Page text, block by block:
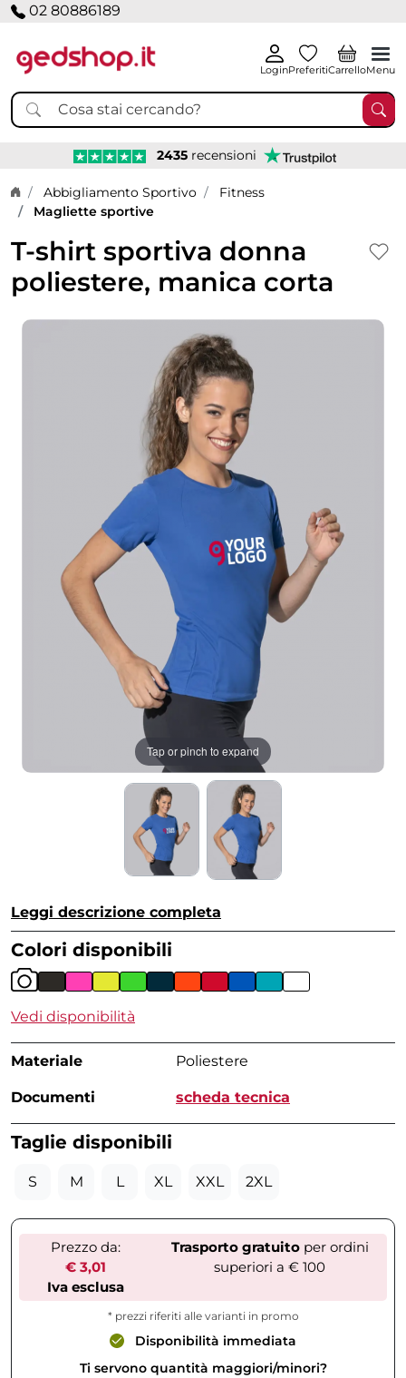
02 80886189
LoginPreferitiCarrelloMenu
2435 recensioni
Home page
Abbigliamento Sportivo
Fitness
Magliette sportive
T-shirt sportiva donna
poliestere, manica corta
Tap or pinch to expand
Leggi descrizione completa
Colori disponibili
Vedi disponibilità
Materiale Poliestere
Documenti scheda tecnica
Taglie disponibili
S M L XL XXL 2XL
Prezzo da:
€ 3,01
Iva esclusa
Trasporto gratuitoper ordini
superiori a € 100
* prezzi riferiti alle varianti in promo
Disponibilità immediata
Ti servono quantità maggiori/minori?